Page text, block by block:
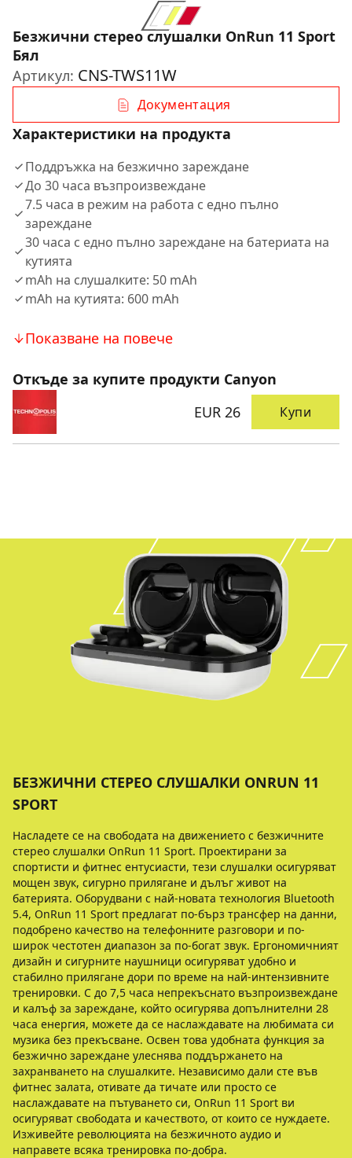
Безжични стерео слушалки OnRun 11 Sport
Бял
Артикул: CNS-TWS11W
Документация
Характеристики на продукта
Поддръжка на безжично зареждане
До 30 часа възпроизвеждане
7.5 часа в режим на работа с едно пълно
зареждане
30 часа с едно пълно зареждане на батериата на
кутията
mAh на слушалките: 50 mAh
mAh на кутията: 600 mAh
Показване на повече
Откъде за купите продукти Canyon
EUR 26
Купи
БЕЗЖИЧНИ СТЕРЕО СЛУШАЛКИ ONRUN 11
SPORT
Насладете се на свободата на движението с безжичните
стерео слушалки OnRun 11 Sport. Проектирани за
спортисти и фитнес ентусиасти, тези слушалки осигуряват
мощен звук, сигурно прилягане и дълъг живот на
батерията. Оборудвани с най-новата технология Bluetooth
5.4, OnRun 11 Sport предлагат по-бърз трансфер на данни,
подобрено качество на телефонните разговори и по-
широк честотен диапазон за по-богат звук. Ергономичният
дизайн и сигурните наушници осигуряват удобно и
стабилно прилягане дори по време на най-интензивните
тренировки. С до 7,5 часа непрекъснато възпроизвеждане
и калъф за зареждане, който осигурява допълнителни 28
часа енергия, можете да се наслаждавате на любимата си
музика без прекъсване. Освен това удобната функция за
безжично зареждане улеснява поддържането на
захранването на слушалките. Независимо дали сте във
фитнес залата, отивате да тичате или просто се
наслаждавате на пътуването си, OnRun 11 Sport ви
осигуряват свободата и качеството, от които се нуждаете.
Изживейте революцията на безжичното аудио и
направете всяка тренировка по-добра.